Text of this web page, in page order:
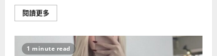
閱讀更多
more
岁
女
1 minute read